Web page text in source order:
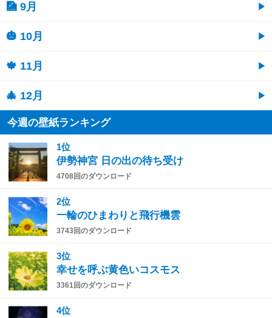
🎑 9月
🎃 10月
🍁 11月
🎄 12月
今週の壁紙ランキング
1位
伊勢神宮 日の出の待ち受け
4708回のダウンロード
2位
一輪のひまわりと飛行機雲
3743回のダウンロード
3位
幸せを呼ぶ黄色いコスモス
3361回のダウンロード
4位